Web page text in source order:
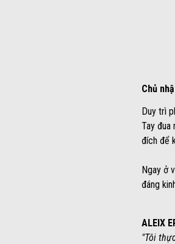
Chủ
Duy trì
Tay đua
đích để
Ngay ở
đáng
ALEIX
"Tôi